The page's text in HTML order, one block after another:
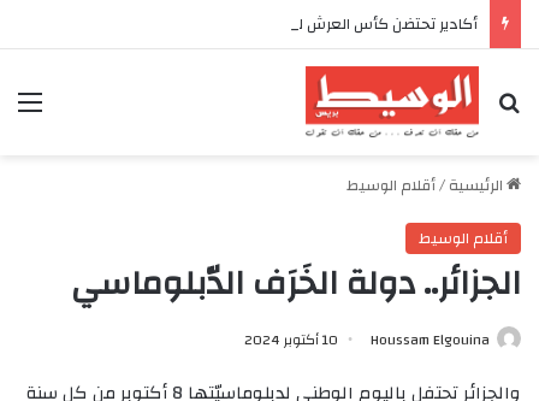
بحث عن
الرئيسية/أقلام الوسيط
أقلام الوسيط
الجزائر.. دولة الخَرَف الدّبلوماسي
Houssam Elgouina 10 أكتوبر 2024
والجزائر تحتفل باليوم الوطني لدبلوماسيّتها 8 أكتوبر من كل سنة